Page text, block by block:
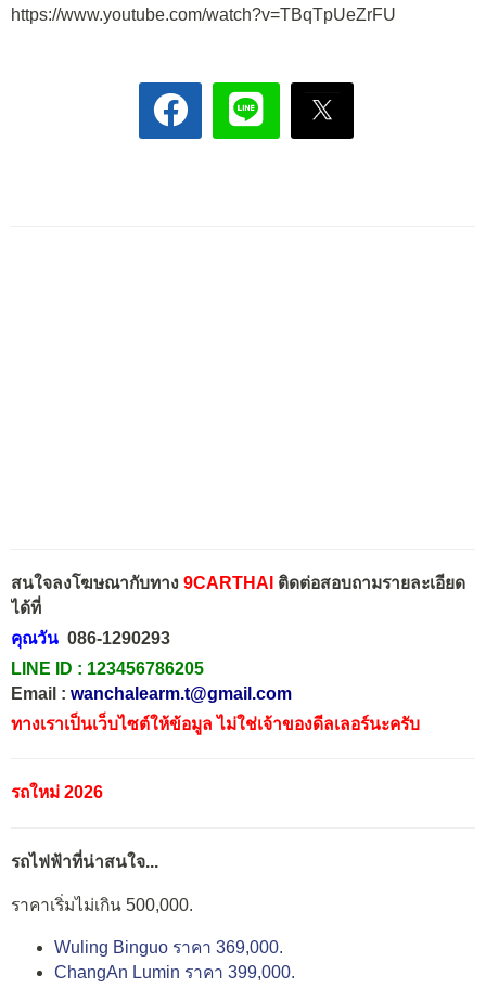
https://www.youtube.com/watch?v=TBqTpUeZrFU
สนใจลงโฆษณากับทาง 9CARTHAI ติดต่อสอบถามรายละเอียด
ได้ที่
คุณวัน 086-1290293
LINE ID : 123456786205
Email : wanchalearm.t@gmail.com
ทางเราเป็นเว็บไซต์ให้ข้อมูล ไม่ใช่เจ้าของดีลเลอร์นะครับ
รถใหม่ 2026
รถไฟฟ้าที่น่าสนใจ...
ราคาเริ่มไม่เกิน 500,000.
Wuling Binguo ราคา 369,000.
ChangAn Lumin ราคา 399,000.